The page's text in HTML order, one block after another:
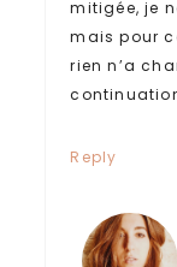
mitigée, je
mais pour
rien n’a
Reply